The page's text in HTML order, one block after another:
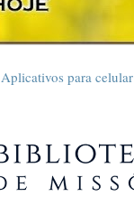
Aplicativos para celular